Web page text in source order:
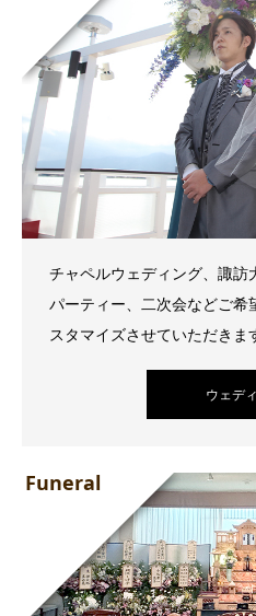
チャペルウェディング、諏訪
パーティー、二次会などご希
スタマイズさせていただきま
ウェデ
Funeral